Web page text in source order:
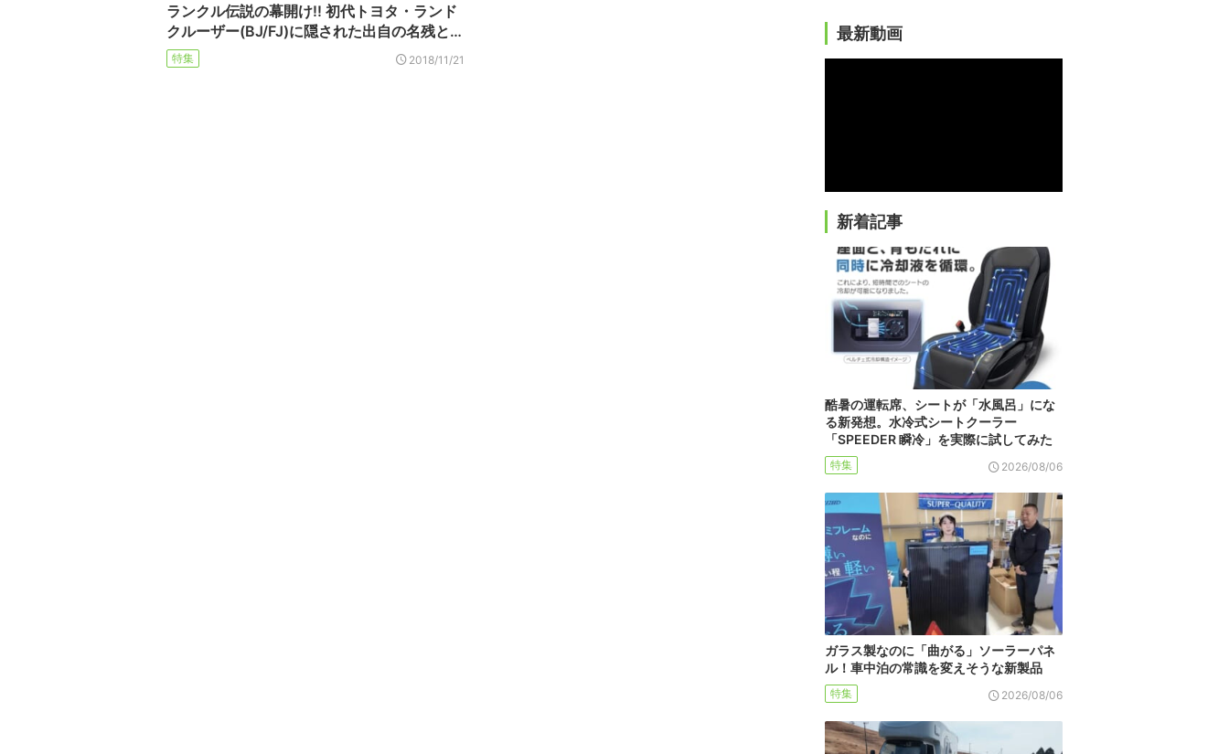
ランクル伝説の幕開け!! 初代トヨタ・ランド
クルーザー(BJ/FJ)に隠された出自の名残と…
特集 2018/11/21
最新動画
新着記事
酷暑の運転席、シートが「水風呂」にな
る新発想。水冷式シートクーラー
「SPEEDER 瞬冷」を実際に試してみた
特集 2026/08/06
ガラス製なのに「曲がる」ソーラーパネ
ル！車中泊の常識を変えそうな新製品
特集 2026/08/06